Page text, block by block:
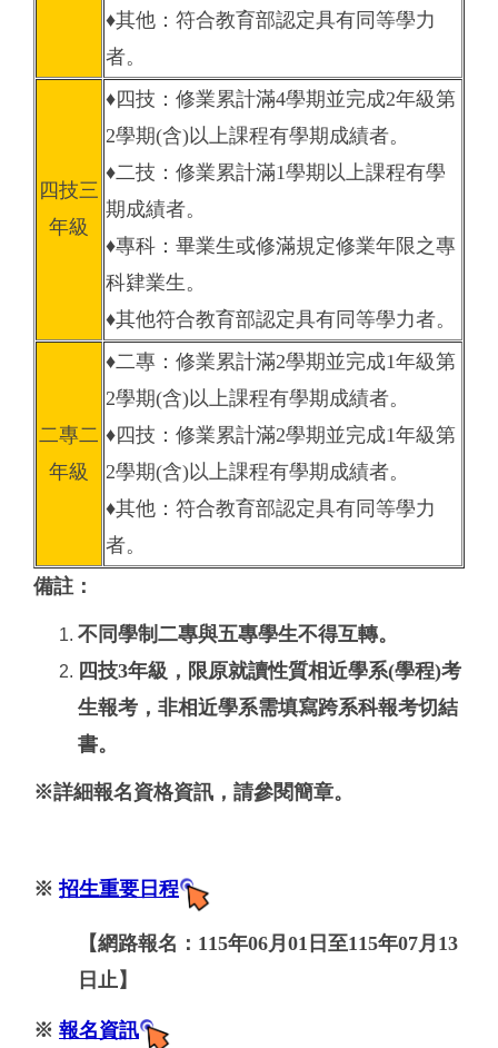
♦其他：符合教育部認定具有同等學力
者。
四技三
年級
♦四技：修業累計滿4學期並完成2年級第
2學期(含)以上課程有學期成績者。
♦二技：修業累計滿1學期以上課程有學
期成績者。
♦專科：畢業生或修滿規定修業年限之專
科肄業生。
♦其他符合教育部認定具有同等學力者。
二專二
年級
♦二專：修業累計滿2學期並完成1年級第
2學期(含)以上課程有學期成績者。
♦四技：修業累計滿2學期並完成1年級第
2學期(含)以上課程有學期成績者。
♦其他：符合教育部認定具有同等學力
者。
備註：
不同學制二專與五專學生不得互轉。
四技3年級，限原就讀性質相近學系(學程)考
生報考，非相近學系需填寫跨系科報考切結
書。
※詳細報名資格資訊，請參閱簡章。
※招生重要日程
【網路報名：115年06月01日至115年07月13
日止】
※ 報名資訊